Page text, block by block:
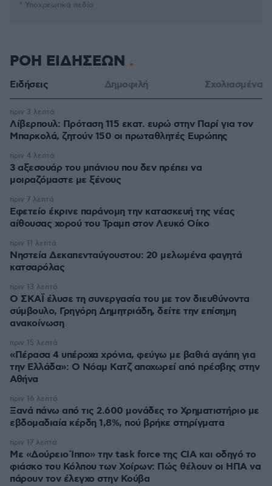
* Υποχρεωτικά πεδία
ΡΟΗ ΕΙΔΗΣΕΩΝ
Ειδήσεις Δημοφιλή Σχολιασμένα
Λίβερπουλ: Πρόταση 115 εκατ. ευρώ στην Παρί για τον
Μπαρκολά, ζητούν 150 οι πρωταθλητές Ευρώπης
πριν 3 λεπτά
3 αξεσουάρ του μπάνιου που δεν πρέπει να
μοιραζόμαστε με ξένους
πριν 4 λεπτά
Εφετείο έκρινε παράνομη την κατασκευή της νέας
αίθουσας χορού του Τραμπ στον Λευκό Οίκο
πριν 7 λεπτά
Νηστεία Δεκαπενταύγουστου: 20 μελωμένα φαγητά
κατσαρόλας
πριν 11 λεπτά
Ο ΣΚΑΪ έλυσε τη συνεργασία του με τον διευθύνοντα
σύμβουλο, Γρηγόρη Δημητριάδη, δείτε την επίσημη
ανακοίνωση
πριν 13 λεπτά
«Πέρασα 4 υπέροχα χρόνια, φεύγω με βαθιά αγάπη για
την Ελλάδα»: Ο Νόαμ Κατζ αποχωρεί από πρέσβης στην
Αθήνα
πριν 15 λεπτά
Ξανά πάνω από τις 2.600 μονάδες το Χρηματιστήριο με
εβδομαδιαία κέρδη 1,8%, πού βρήκε στηρίγματα
πριν 16 λεπτά
Με «Δούρειο Ίππο» την task force της CIA και οδηγό το
φιάσκο του Κόλπου των Χοίρων: Πώς θέλουν οι ΗΠΑ να
πάρουν τον έλεγχο στην Κούβα
πριν 17 λεπτά